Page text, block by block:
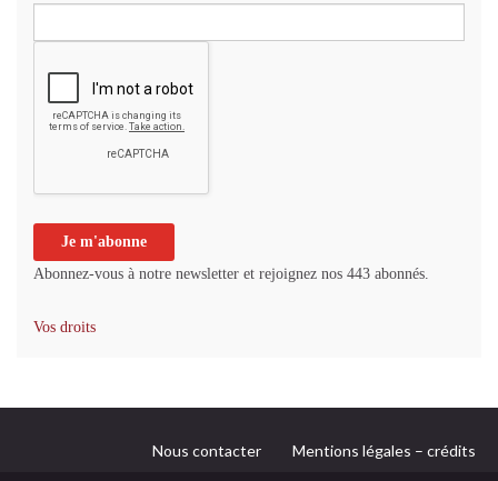
Abonnez-vous à notre newsletter et rejoignez nos 443 abonnés.
Vos droits
Nous contacter Mentions légales – crédits